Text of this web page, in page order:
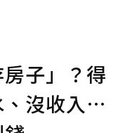
子」？得
、沒收入…